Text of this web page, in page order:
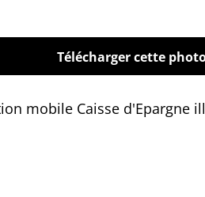
Télécharger cette
mobile Caisse d'Epargne